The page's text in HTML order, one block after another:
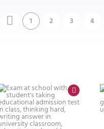
1 2 3 4